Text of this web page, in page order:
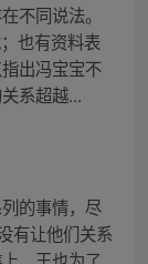
不同说法。
也有资料表
出冯宝宝不
系超越...
的事情，尽
有让他们关系